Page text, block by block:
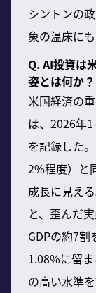
シントンの
象の温床に
Q. AI投資は
姿とは何か？
米国経済の
は、2026年
を記録した
2%程度）と
成長に見え
と、歪んだ
GDPの約7
1.08%に留
の高い水準